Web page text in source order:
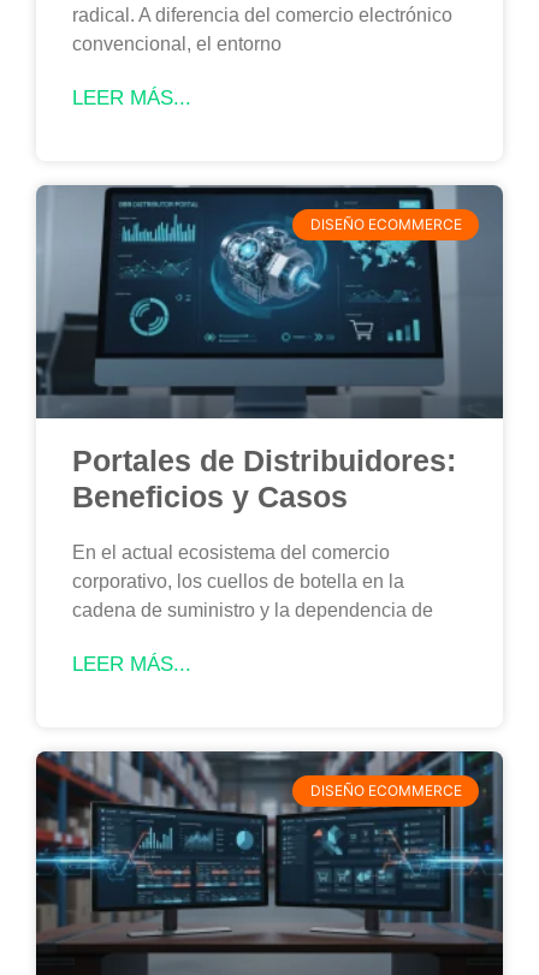
radical. A diferencia del comercio electrónico
convencional, el entorno
LEER MÁS...
DISEÑO ECOMMERCE
Portales de Distribuidores:
Beneficios y Casos
En el actual ecosistema del comercio
corporativo, los cuellos de botella en la
cadena de suministro y la dependencia de
LEER MÁS...
DISEÑO ECOMMERCE